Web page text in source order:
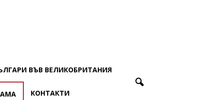
ВЪВ ВЕЛИКОБРИТАНИЯ
КОНТАКТИ